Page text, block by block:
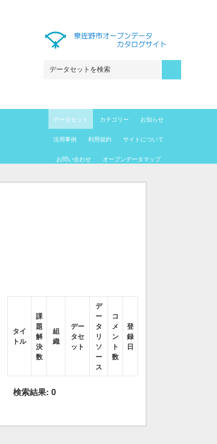
データセット カテゴリー お知らせ
活用事例 利用規約 サイトについて
お問い合わせ オープンデータマップ
検索結果: 0
タイ
トル
課
題
解
決
数
組
織
デー
タセ
ット
デ
ー
タ
リ
ソ
ー
ス
コ
メ
ン
ト
数
登
録
日